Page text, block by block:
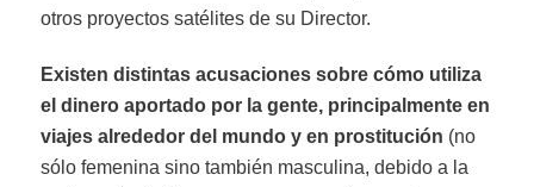
otros proyectos satélites de su Director.
Existen distintas acusaciones sobre cómo utiliza
el dinero aportado por la gente, principalmente en
viajes alrededor del mundo y en prostitución (no
sólo femenina sino también masculina, debido a la